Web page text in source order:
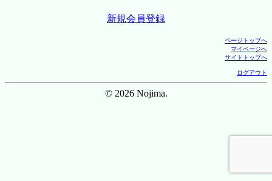
新規会員登録
ページトップへ
マイページへ
サイトトップへ
ログアウト
© 2026 Nojima.